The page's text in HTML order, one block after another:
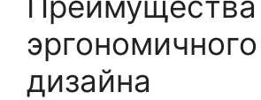
эргономичного
дизайна